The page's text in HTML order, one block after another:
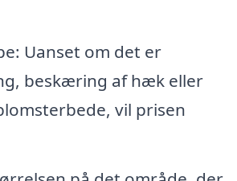
Uanset om det er
beskæring af hæk eller
vil prisen